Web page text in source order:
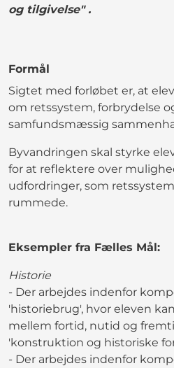
og tilgivelse" .
Formål
Sigtet med forløbet er, at
om retssystem, forbrydelse
samfundsmæssig
Byvandringen skal styrke
for at reflektere over
udfordringer, som
rummede.
Eksempler fra Fælles Mål:
Historie
- Der arbejdes indenfor
'historiebrug', hvor eleven
mellem fortid, nutid og
'konstruktion og historiske
- Der arbejdes indenfor